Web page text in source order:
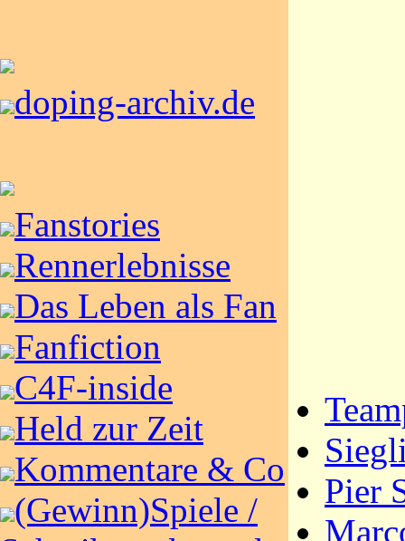
doping-archiv.de
Fanstories
Rennerlebnisse
Das Leben als Fan
Fanfiction
C4F-inside
Held zur Zeit
Kommentare & Co
(Gewinn)Spiele /
Pier